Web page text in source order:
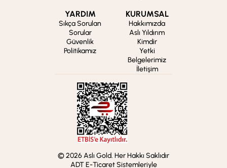
YARDIM
Sıkça Sorulan
Sorular
Güvenlik
Politikamız
KURUMSAL
Hakkımızda
Aslı Yıldırım
Kimdir
Yetki
Belgelerimiz
İletişim
© 2026 Aslı Gold. Her Hakkı Saklıdır
ADT E-Ticaret Sistemleriyle